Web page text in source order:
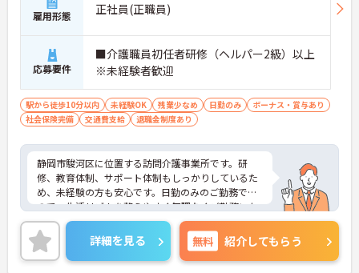
雇用形態 正社員(正職員)
応募要件
■介護職員初任者研修（ヘルパー2級）以上
※未経験者歓迎
駅から徒歩10分以内 未経験OK 残業少なめ 日勤のみ
ボーナス・賞与あり
社会保険完備
交通費支給 退職金制度あり
静岡市駿河区に位置する訪問介護事業所です。研
修、教育体制、サポート体制もしっかりしているた
め、未経験の方も安心です。日勤のみのご勤務です
ので、生活リズムを整えやすく無理なくご勤務いた
だけます♪ご興味のある方には、面接対策ポイント
など、さらに詳細をお話しいたしますのでお気軽に
ご相談ください！
詳細を見る 無料 紹介してもらう